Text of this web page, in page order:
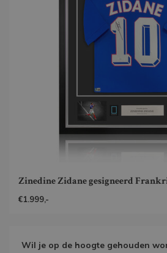
Zinedine Zidane gesigneerd
€1.999,-
Wil je op de hoogte gehouden